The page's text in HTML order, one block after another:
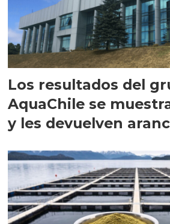
Los resultados del
AquaChile se
y les devuelven